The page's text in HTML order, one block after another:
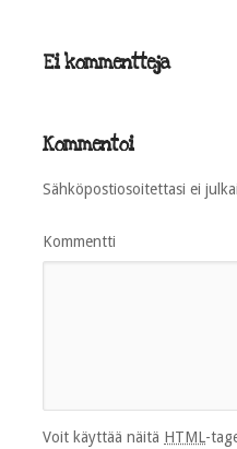
Ei kommentteja
Kommentoi
Sähköpostiosoitettasi ei
Kommentti
Voit käyttää näitä HTML-